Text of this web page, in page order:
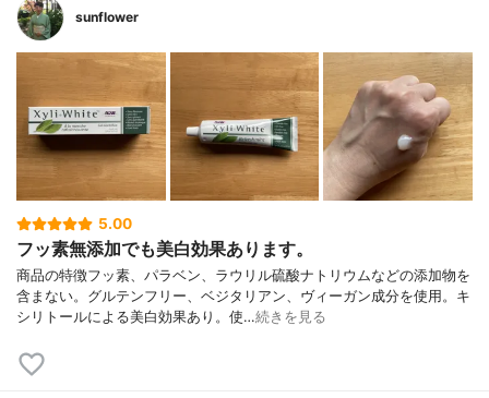
sunflower
5.00
フッ素無添加でも美白効果あります。
商品の特徴フッ素、パラベン、ラウリル硫酸ナトリウムなどの添加物を
含まない。グルテンフリー、ベジタリアン、ヴィーガン成分を使用。キ
シリトールによる美白効果あり。使…続きを見る